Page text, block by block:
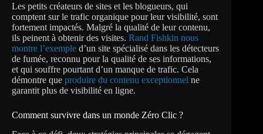
Les petits créateurs de sites et les blogueurs, qui
comptent sur le trafic organique pour leur visibilité, sont
fortement impactés. Malgré la qualité de leur contenu,
ils peinent à obtenir des visites. Rand Fishkin nous
montre l’exemple d’un site spécialisé dans les détecteurs
de fumée, reconnu pour la qualité de ses informations,
et qui souffre pourtant d’un manque de trafic. Cela
démontre que produire du contenu exceptionnel ne
garantit plus de visibilité en ligne.
Comment survivre dans un monde Zéro Clic ?